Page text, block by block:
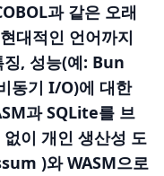
과 같은 오래
대적인 언어까지
징, 성능(예: Bun
동기 I/O)에 대한
과 SQLite를 브
이 개인 생산성 도
)와 WASM으로